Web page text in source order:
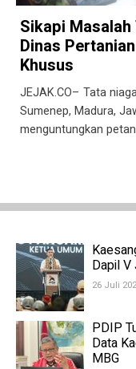
Dapil
26 Juli
PDIP
Data
MBG
Sikapi
Dinas
Khusus
JEJAK.CO– Tata
Sumenep, Madura,
menguntungkan